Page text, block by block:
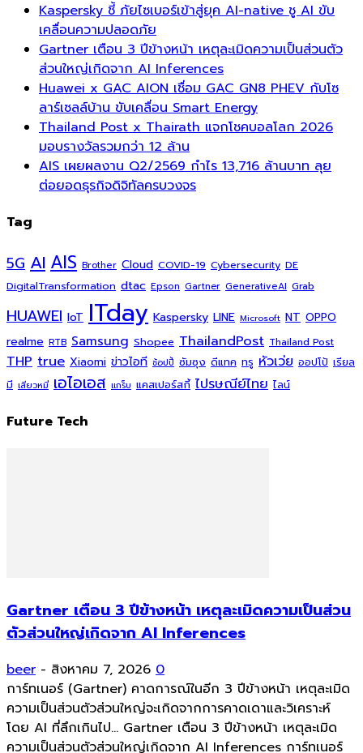
Kaspersky ชี้ ภัยไซเบอร์เข้าสู่ยุค AI-native ชู AI ขับ
เคลื่อนความปลอดภัย
Gartner เตือน 3 ปีข้างหน้า เหตุละเมิดความเป็นส่วนตัว
ส่วนใหญ่เกิดจาก AI Inferences
Huawei x GAC AION เชื่อม GAC GN8 PHEV กับโซ
ลาร์เซลล์บ้าน ขับเคลื่อน Smart Energy
Thailand Post x Thairath แจกโชคบอลโลก 2026
มอบรางวัลรวมกว่า 12 ล้าน
AIS เผยผลงาน Q2/2569 กำไร 13,716 ล้านบาท ลุย
ต่อยอดธุรกิจดิจิทัลครบวงจร
Tag
5G AI AIS Brother Cloud COVID-19 Cybersecurity DE
DigitalTransformation dtac Epson Gartner GenerativeAI Grab
HUAWEI IoT ITday Kaspersky LINE Microsoft NT OPPO
realme RTB Samsung Shopee ThailandPost Thailand Post
THP true Xiaomi ข่าวไอที ช้อปปี้ ซัมซุง ดีแทค ทรู หัวเว่ย ออปโป้ เรียล
มี เสียวหมี่ เอไอเอส แกร็บ แคสเปอร์สกี้ ไปรษณีย์ไทย ไลน์
Future Tech
Gartner เตือน 3 ปีข้างหน้า เหตุละเมิดความเป็นส่วน
ตัวส่วนใหญ่เกิดจาก AI Inferences
beer - สิงหาคม 7, 2026 0
การ์ทเนอร์ (Gartner) คาดการณ์ในอีก 3 ปีข้างหน้า เหตุละเมิด
ความเป็นส่วนตัวส่วนใหญ่จะเกิดจากการคาดเดาและวิเคราะห์
โดย AI ที่ลึกเกินไป... Gartner เตือน 3 ปีข้างหน้า เหตุละเมิด
ความเป็นส่วนตัวส่วนใหญ่เกิดจาก AI Inferences การ์ทเนอร์